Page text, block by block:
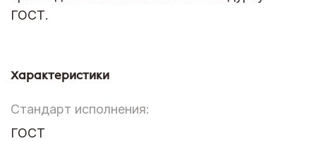
ГОСТ.
Характеристики
Стандарт исполнения:
ГОСТ